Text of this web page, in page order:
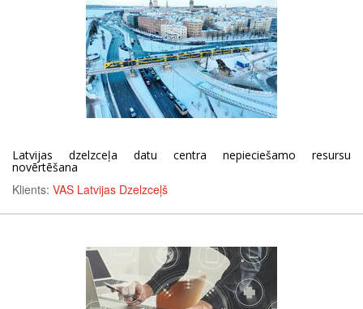
Latvijas dzelzceļa datu centra nepieciešamo resursu
novērtēšana
Klients: VAS Latvijas Dzelzceļš